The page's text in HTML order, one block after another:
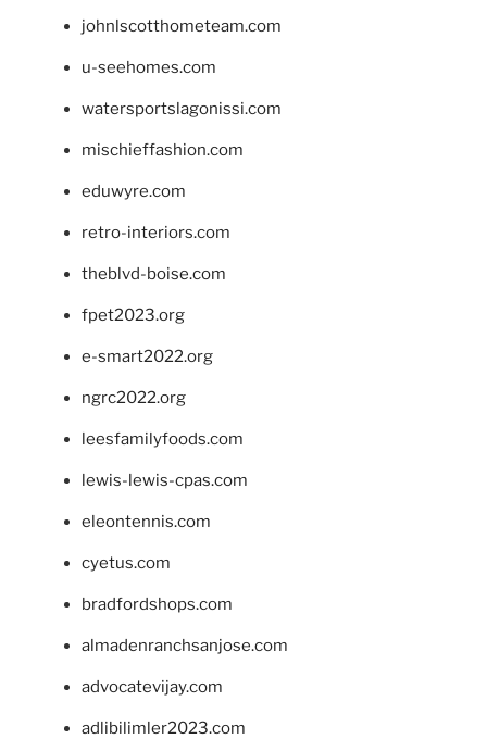
johnlscotthometeam.com
u-seehomes.com
watersportslagonissi.com
mischieffashion.com
eduwyre.com
retro-interiors.com
theblvd-boise.com
fpet2023.org
e-smart2022.org
ngrc2022.org
leesfamilyfoods.com
lewis-lewis-cpas.com
eleontennis.com
cyetus.com
bradfordshops.com
almadenranchsanjose.com
advocatevijay.com
adlibilimler2023.com